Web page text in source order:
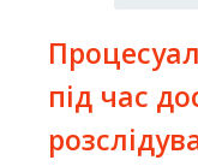
під час